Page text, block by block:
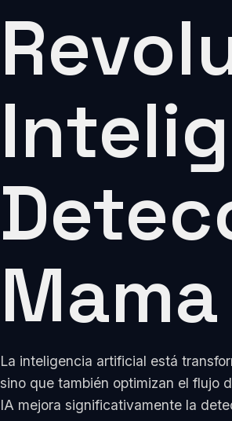
Mama
La inteligencia artificial está
sino que también optimizan el flujo
IA mejora significativamente la